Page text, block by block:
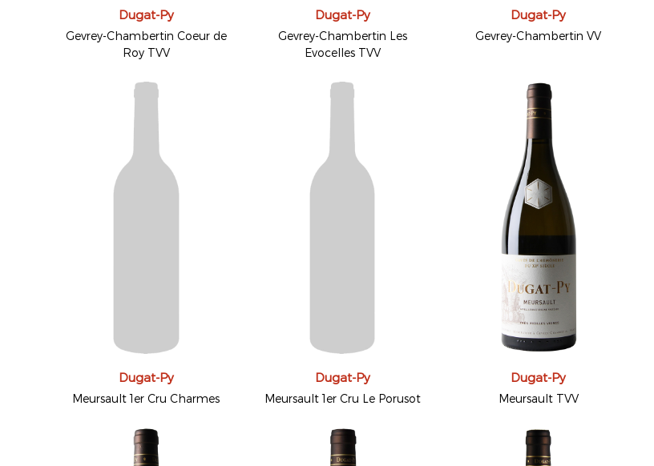
Dugat-Py
Gevrey-Chambertin Coeur de
Roy TVV
Dugat-Py
Gevrey-Chambertin Les
Evocelles TVV
Dugat-Py
Gevrey-Chambertin VV
Dugat-Py
Meursault 1er Cru Charmes
Dugat-Py
Meursault 1er Cru Le Porusot
Dugat-Py
Meursault TVV